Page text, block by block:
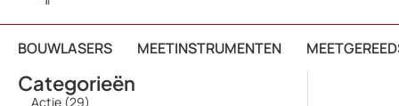
BOUWLASERS MEETINSTRUMENTEN
Categorieën
Actie 292